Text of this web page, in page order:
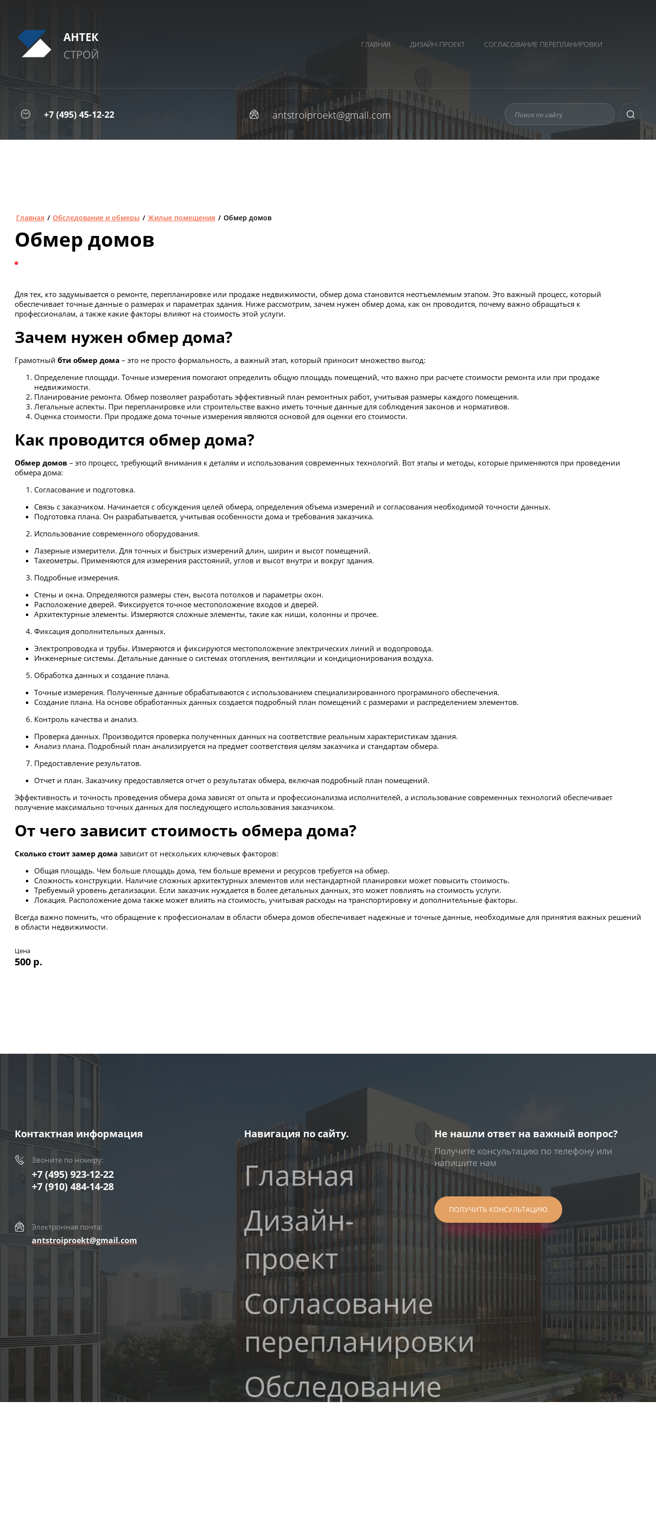
АНТЕК
СТРОЙ
ГЛАВНАЯ ДИЗАЙН-ПРОЕКТ СОГЛАСОВАНИЕ ПЕРЕПЛАНИРОВКИ
+7 (495) 45-12-22 antstroiproekt@gmail.com
Главная / Обследование и обмеры / Жилые помещения / Обмер домов
Обмер домов
Для тех, кто задумывается о ремонте, перепланировке или продаже недвижимости, обмер дома становится неотъемлемым этапом. Это важный процесс, который
обеспечивает точные данные о размерах и параметрах здания. Ниже рассмотрим, зачем нужен обмер дома, как он проводится, почему важно обращаться к
профессионалам, а также какие факторы влияют на стоимость этой услуги.
Зачем нужен обмер дома?
Грамотный бти обмер дома – это не просто формальность, а важный этап, который приносит множество выгод:
Определение площади. Точные измерения помогают определить общую площадь помещений, что важно при расчете стоимости ремонта или при продаже
недвижимости.
Планирование ремонта. Обмер позволяет разработать эффективный план ремонтных работ, учитывая размеры каждого помещения.
Легальные аспекты. При перепланировке или строительстве важно иметь точные данные для соблюдения законов и нормативов.
Оценка стоимости. При продаже дома точные измерения являются основой для оценки его стоимости.
Как проводится обмер дома?
Обмер домов – это процесс, требующий внимания к деталям и использования современных технологий. Вот этапы и методы, которые применяются при проведении
обмера дома:
Согласование и подготовка.
Связь с заказчиком. Начинается с обсуждения целей обмера, определения объема измерений и согласования необходимой точности данных.
Подготовка плана. Он разрабатывается, учитывая особенности дома и требования заказчика.
Использование современного оборудования.
Лазерные измерители. Для точных и быстрых измерений длин, ширин и высот помещений.
Тахеометры. Применяются для измерения расстояний, углов и высот внутри и вокруг здания.
Подробные измерения.
Стены и окна. Определяются размеры стен, высота потолков и параметры окон.
Расположение дверей. Фиксируется точное местоположение входов и дверей.
Архитектурные элементы. Измеряются сложные элементы, такие как ниши, колонны и прочее.
Фиксация дополнительных данных.
Электропроводка и трубы. Измеряются и фиксируются местоположение электрических линий и водопровода.
Инженерные системы. Детальные данные о системах отопления, вентиляции и кондиционирования воздуха.
Обработка данных и создание плана.
Точные измерения. Полученные данные обрабатываются с использованием специализированного программного обеспечения.
Создание плана. На основе обработанных данных создается подробный план помещений с размерами и распределением элементов.
Контроль качества и анализ.
Проверка данных. Производится проверка полученных данных на соответствие реальным характеристикам здания.
Анализ плана. Подробный план анализируется на предмет соответствия целям заказчика и стандартам обмера.
Предоставление результатов.
Отчет и план. Заказчику предоставляется отчет о результатах обмера, включая подробный план помещений.
Эффективность и точность проведения обмера дома зависят от опыта и профессионализма исполнителей, а использование современных технологий обеспечивает
получение максимально точных данных для последующего использования заказчиком.
От чего зависит стоимость обмера дома?
Сколько стоит замер дома зависит от нескольких ключевых факторов:
Общая площадь. Чем больше площадь дома, тем больше времени и ресурсов требуется на обмер.
Сложность конструкции. Наличие сложных архитектурных элементов или нестандартной планировки может повысить стоимость.
Требуемый уровень детализации. Если заказчик нуждается в более детальных данных, это может повлиять на стоимость услуги.
Локация. Расположение дома также может влиять на стоимость, учитывая расходы на транспортировку и дополнительные факторы.
Всегда важно помнить, что обращение к профессионалам в области обмера домов обеспечивает надежные и точные данные, необходимые для принятия важных решений
в области недвижимости.
Цена
500 р.
Контактная информация
Звоните по номеру:
+7 (495) 923-12-22
+7 (910) 484-14-28
Электронная почта:
antstroiproekt@gmail.com
Не нашли ответ на важный вопрос?
Получите консультацию по телефону или
напишите нам
ПОЛУЧИТЬ КОНСУЛЬТАЦИЮ
Навигация по сайту.
Главная
Дизайн-
проект
Согласование
перепланировки
Обследование